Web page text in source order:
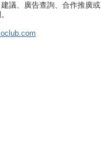
議、廣告查詢、合作推廣或